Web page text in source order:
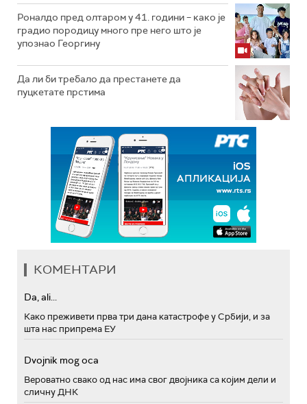
Роналдо пред олтаром у 41. години – како је
градио породицу много пре него што је
упознао Георгину
Да ли би требало да престанете да
пуцкетате прстима
КОМЕНТАРИ
Da, ali...
Како преживети прва три дана катастрофе у Србији, и за
шта нас припрема ЕУ
Dvojnik mog oca
Вероватно свако од нас има свог двојника са којим дели и
сличну ДНК